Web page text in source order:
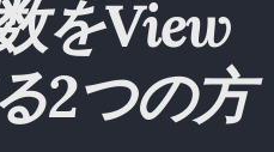
をView
2つの方